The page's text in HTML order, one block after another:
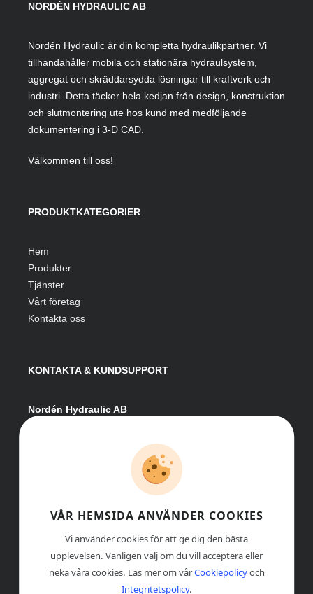
NORDÉN HYDRAULIC AB
Nordén Hydraulic är din kompletta hydraulikpartner. Vi
tillhandahåller mobila och stationära hydraulsystem,
aggregat och skräddarsydda lösningar till kraftverk och
industri. Detta täcker hela kedjan från design, konstruktion
och slutmontering ute hos kund med medföljande
dokumentering i 3-D CAD.
Välkommen till oss!
PRODUKTKATEGORIER
Hem
Produkter
Tjänster
Vårt företag
Kontakta oss
KONTAKTA & KUNDSUPPORT
Nordén Hydraulic AB
info@nordenhydraulic.se
Org-nr: 556531-8424
VÅR HEMSIDA ANVÄNDER COOKIES
Vi använder cookies för att ge dig den bästa
upplevelsen. Vänligen välj om du vill acceptera eller
neka våra cookies. Läs mer om vårCookiepolicyoch
Integritetspolicy.